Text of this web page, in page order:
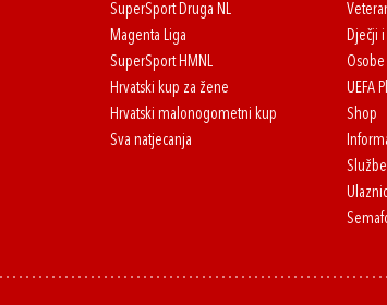
SuperSport Druga NL
Magenta Liga
SuperSport HMNL
Hrvatski kup za žene
Hrvatski malonogometni kup
Sva natjecanja
Dječji
UEFA
Shop